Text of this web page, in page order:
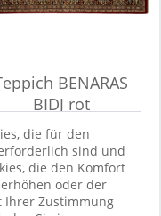
BENARAS
BIDJ rot
Sofort verfügbar
499,00 €
die für den
sind und
die den Komfort
oder der
Ihrer Zustimmung